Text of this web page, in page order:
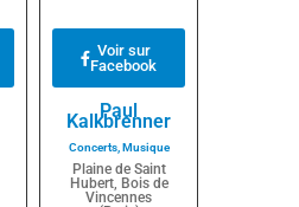
Voir sur
Facebook
Paul
Kalkbrenner
Concerts,Musique
Plaine de Saint
Hubert, Bois de
Vincennes